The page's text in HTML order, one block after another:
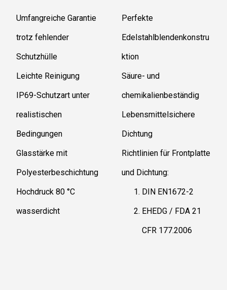
Umfangreiche Garantie
trotz fehlender
Schutzhülle
Leichte Reinigung
IP69-Schutzart unter
realistischen
Bedingungen
Glasstärke mit
Polyesterbeschichtung
Hochdruck 80 °C
wasserdicht
Perfekte
Edelstahlblendenkonstru
ktion
Säure- und
chemikalienbeständig
Lebensmittelsichere
Dichtung
Richtlinien für Frontplatte
und Dichtung:
DIN EN1672-2
EHEDG / FDA 21
CFR 177.2006